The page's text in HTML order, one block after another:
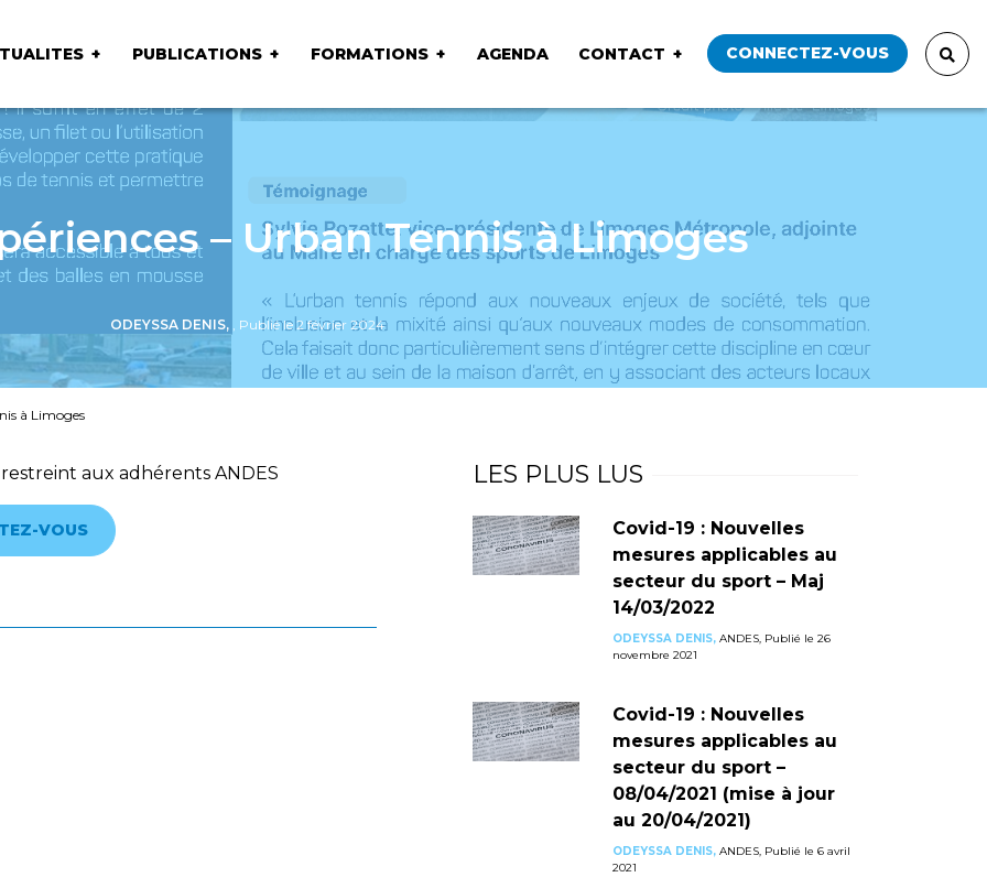
PUBLICATIONS FORMATIONS AGENDA CONTACT CONNECTEZ-VOUS
– Urban Tennis à Limoges
ODEYSSA DENIS, , Publié le 2 février 2024
à Limoges
aux adhérents ANDES
VOUS
LES PLUS LUS
Covid-19 : Nouvelles
mesures applicables au
secteur du sport – Maj
14/03/2022
ODEYSSA DENIS,ANDES, Publié le 26
novembre 2021
Covid-19 : Nouvelles
mesures applicables au
secteur du sport –
08/04/2021 (mise à jour
au 20/04/2021)
ODEYSSA DENIS,ANDES, Publié le 6 avril
2021